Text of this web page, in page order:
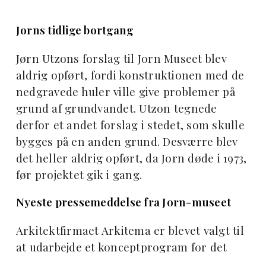
Jorns tidlige bortgang
Jørn Utzons forslag til Jorn Museet blev
aldrig opført, fordi konstruktionen med de
nedgravede huler ville give problemer på
grund af grundvandet. Utzon tegnede
derfor et andet forslag i stedet, som skulle
bygges på en anden grund. Desværre blev
det heller aldrig opført, da Jorn døde i 1973,
før projektet gik i gang.
Nyeste pressemeddelse fra Jorn-museet
Arkitektfirmaet Arkitema er blevet valgt til
at udarbejde et konceptprogram for det